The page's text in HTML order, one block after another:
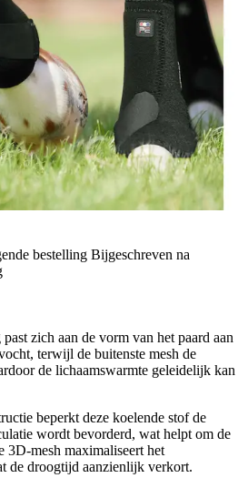
bestelling Bijgeschreven na
zich aan de vorm van het paard aan
terwijl de buitenste mesh de
de lichaamswarmte geleidelijk kan
beperkt deze koelende stof de
wordt bevorderd, wat helpt om de
3D-mesh maximaliseert het
de droogtijd aanzienlijk verkort.